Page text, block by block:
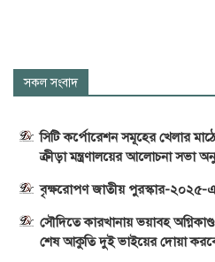
সকল সংবাদ
সিটি কর্পোরেশন সমূহের খেলার
ক্রীড়া মন্ত্রণালয়ের আলোচনা সভা
বৃক্ষরোপণ জাতীয় পুরস্কার-২০২৫-এ
সৌদিতে কারখানায় ভয়াবহ
শেষ আকুতি দুই ভাইয়ের দোয়া